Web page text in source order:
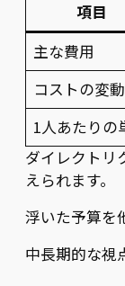
項目
主な費用
コストの変動
1人あたりの
ダイレクトリ
えられます。
浮いた予算を
中長期的な視